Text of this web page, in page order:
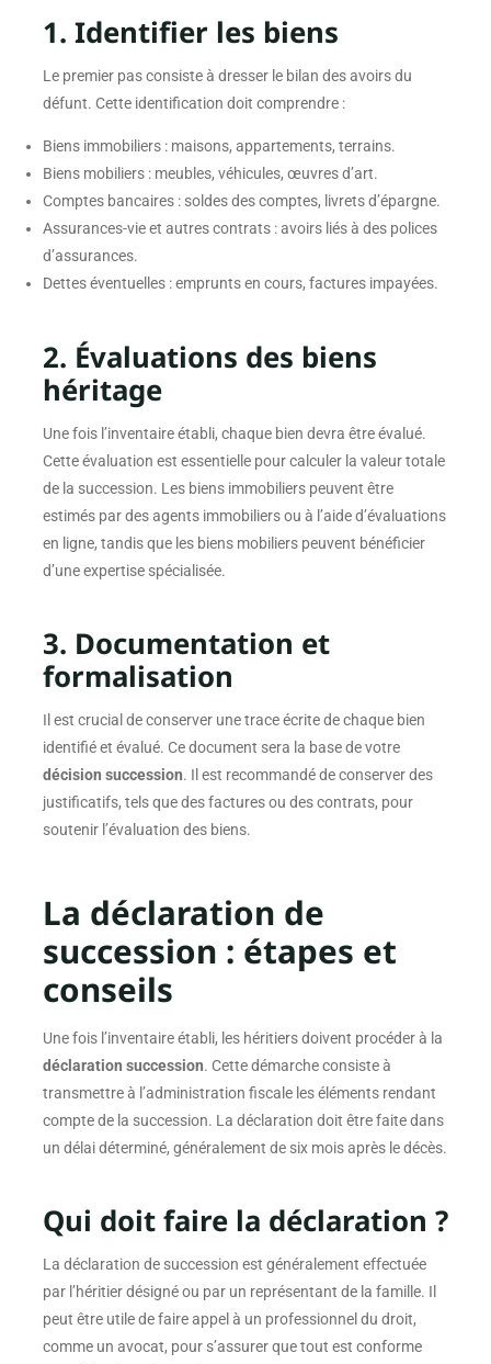
1. Identifier les biens
Le premier pas consiste à dresser le bilan des avoirs du
défunt. Cette identification doit comprendre :
Biens immobiliers : maisons, appartements, terrains.
Biens mobiliers : meubles, véhicules, œuvres d’art.
Comptes bancaires : soldes des comptes, livrets d’épargne.
Assurances-vie et autres contrats : avoirs liés à des polices
d’assurances.
Dettes éventuelles : emprunts en cours, factures impayées.
2. Évaluations des biens
héritage
Une fois l’inventaire établi, chaque bien devra être évalué.
Cette évaluation est essentielle pour calculer la valeur totale
de la succession. Les biens immobiliers peuvent être
estimés par des agents immobiliers ou à l’aide d’évaluations
en ligne, tandis que les biens mobiliers peuvent bénéficier
d’une expertise spécialisée.
3. Documentation et
formalisation
Il est crucial de conserver une trace écrite de chaque bien
identifié et évalué. Ce document sera la base de votre
décision succession. Il est recommandé de conserver des
justificatifs, tels que des factures ou des contrats, pour
soutenir l’évaluation des biens.
La déclaration de
succession : étapes et
conseils
Une fois l’inventaire établi, les héritiers doivent procéder à la
déclaration succession. Cette démarche consiste à
transmettre à l’administration fiscale les éléments rendant
compte de la succession. La déclaration doit être faite dans
un délai déterminé, généralement de six mois après le décès.
Qui doit faire la déclaration ?
La déclaration de succession est généralement effectuée
par l’héritier désigné ou par un représentant de la famille. Il
peut être utile de faire appel à un professionnel du droit,
comme un avocat, pour s’assurer que tout est conforme